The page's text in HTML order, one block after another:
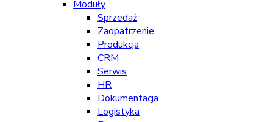
Moduły
Sprzedaż
Zaopatrzenie
Produkcja
CRM
Serwis
HR
Dokumentacja
Logistyka